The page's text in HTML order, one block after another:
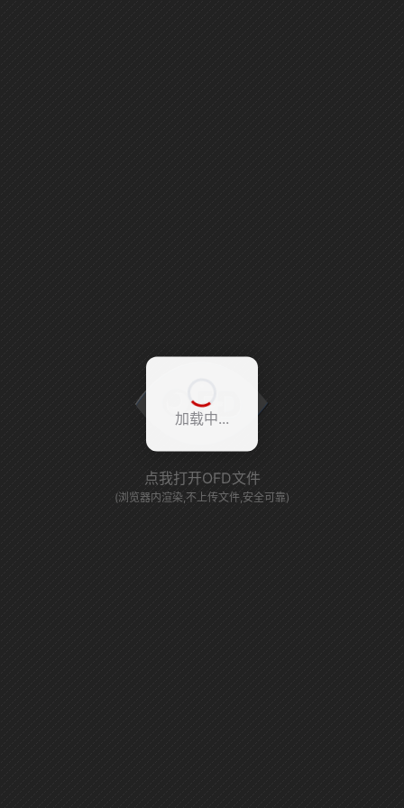
加载中...
点我打开OFD文件
(浏览器内渲染,不上传文件,安全可靠)